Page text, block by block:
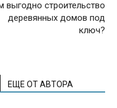
выгодно строительство
деревянных домов под
ключ?
ЕЩЕ ОТ АВТОРА